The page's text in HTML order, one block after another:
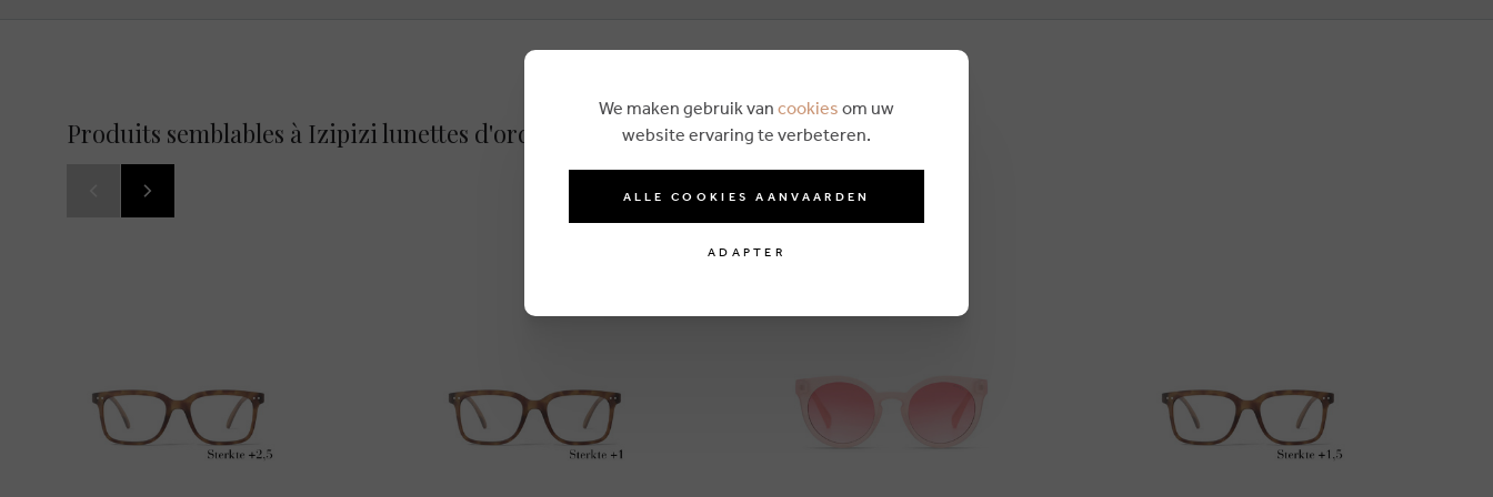
Produits semblables à Izipizi lunettes d'ordinateur rouge
We maken gebruik van cookies om uw
website ervaring te verbeteren.
ALLE COOKIES AANVAARDEN
ADAPTER